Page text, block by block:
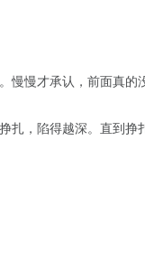
慢才承认，前面真的
扎，陷得越深。直到挣